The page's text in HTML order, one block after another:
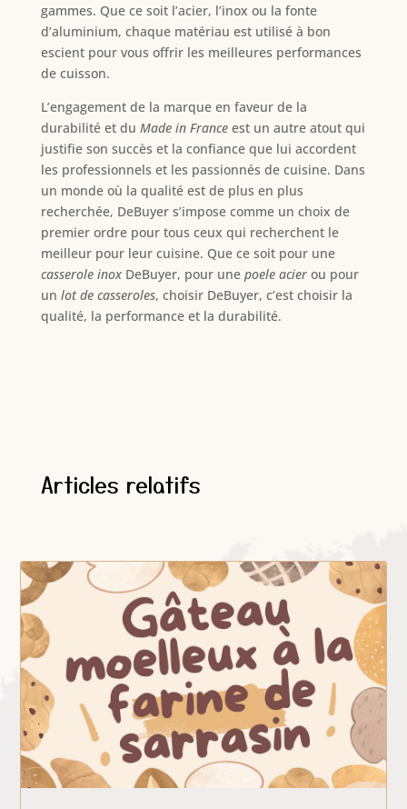
gammes. Que ce soit l’acier, l’inox ou la fonte
d’aluminium, chaque matériau est utilisé à bon
escient pour vous offrir les meilleures performances
de cuisson.
L’engagement de la marque en faveur de la
durabilité et du Made in Franceest un autre atout qui
justifie son succès et la confiance que lui accordent
les professionnels et les passionnés de cuisine. Dans
un monde où la qualité est de plus en plus
recherchée, DeBuyer s’impose comme un choix de
premier ordre pour tous ceux qui recherchent le
meilleur pour leur cuisine. Que ce soit pour une
casserole inoxDeBuyer, pour une poele acierou pour
un lot de casseroles, choisir DeBuyer, c’est choisir la
qualité, la performance et la durabilité.
Articles relatifs